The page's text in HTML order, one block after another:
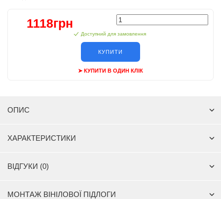
1118грн
Доступний для замовлення
КУПИТИ
➤ КУПИТИ В ОДИН КЛІК
ОПИС
ХАРАКТЕРИСТИКИ
ВІДГУКИ (0)
МОНТАЖ ВІНІЛОВОЇ ПІДЛОГИ